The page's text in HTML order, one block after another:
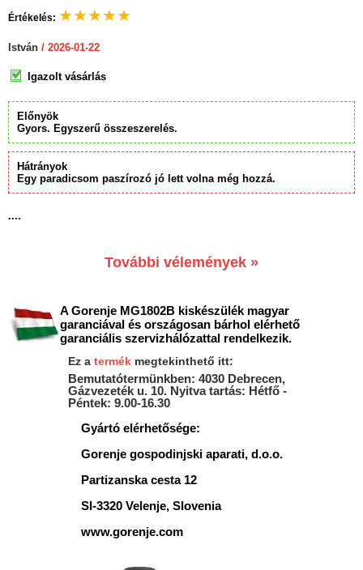
Értékelés: ★★★★★
István / 2026-01-22
Igazolt vásárlás
Előnyök
Gyors. Egyszerű összeszerelés.
Hátrányok
Egy paradicsom paszírozó jó lett volna még hozzá.
....
További vélemények »
A Gorenje MG1802B kiskészülék magyar
garanciával és országosan bárhol elérhető
garanciális szervizhálózattal rendelkezik.
Ez a termék megtekinthető itt:
Bemutatótermünkben: 4030 Debrecen,
Gázvezeték u. 10. Nyitva tartás: Hétfő -
Péntek: 9.00-16.30
Gyártó elérhetősége:
Gorenje gospodinjski aparati, d.o.o.
Partizanska cesta 12
SI-3320 Velenje, Slovenia
www.gorenje.com